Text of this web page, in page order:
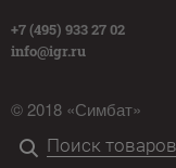
+7 (495) 933 27 02
info@igr.ru
© 2018 «Симбат»